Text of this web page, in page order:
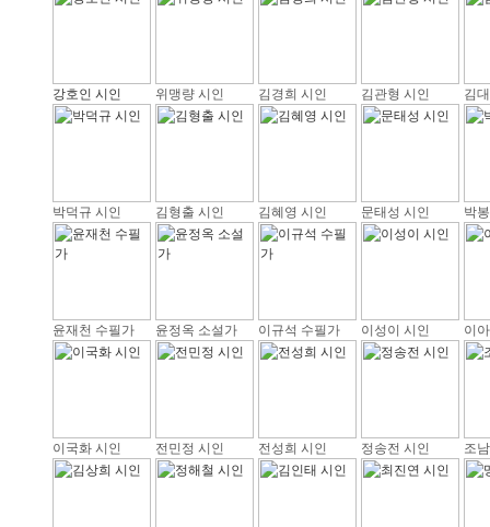
강호인 시인 위맹량 시인 김경희 시인 김관형 시인 김
박덕규 시인 김형출 시인 김혜영 시인 문태성 시인 박
윤재천 수필가 윤정옥 소설가 이규석 수필가 이성이 시인 이
이국화 시인 전민정 시인 전성희 시인 정송전 시인 조